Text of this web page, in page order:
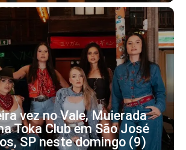
vez no Vale, Muierada
Toka Club em São José
SP neste domingo (9)